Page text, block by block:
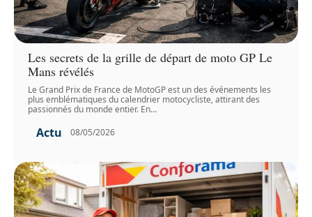
Les secrets de la grille de départ de moto GP Le
Mans révélés
Le Grand Prix de France de MotoGP est un des événements les
plus emblématiques du calendrier motocycliste, attirant des
passionnés du monde entier. En…
Actu 08/05/2026